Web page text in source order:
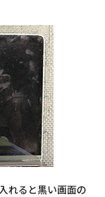
れると黒い画面の